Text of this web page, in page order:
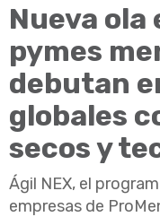
Nueva
pymes
debutan
globales
secos y
Ágil NEX, el
empresas de